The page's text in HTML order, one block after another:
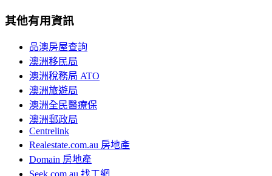
其他有用資訊
品澳房屋查詢
澳洲移民局
澳洲稅務局 ATO
澳洲旅遊局
澳洲全民醫療保
澳洲郵政局
Centrelink
Realestate.com.au 房地產
Domain 房地產